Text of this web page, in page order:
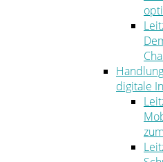
digitale